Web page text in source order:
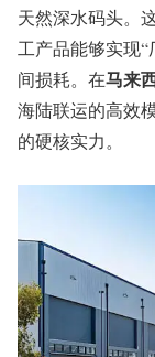
天然深水码头。
工产品能够实现
间损耗。在马来
海陆联运的高效
的硬核实力。